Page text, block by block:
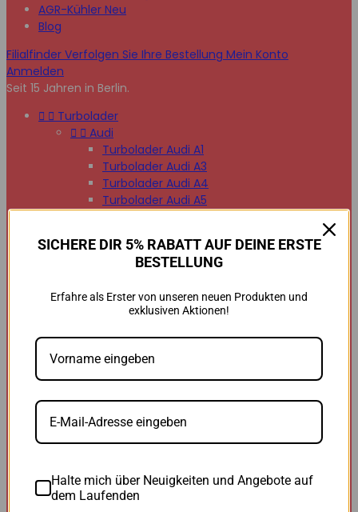
AGR-Kühler Neu
Blog
Filialfinder Verfolgen Sie Ihre Bestellung Mein Konto
Anmelden
Seit 15 Jahren in Berlin.
  Turbolader
  Audi
Turbolader Audi A1
Turbolader Audi A3
Turbolader Audi A4
Turbolader Audi A5
Turbolader Audi A8
Turbolader Audi Q2
Turbolader Audi Q5
Turbolader Audi Q7
Turbolader Audi TT
BMW
BMW B47
BMW M47
BMW M57
BMW N47
BMW 118d
BMW 120d
SICHERE DIR 5% RABATT AUF DEINE ERSTE
BESTELLUNG
Erfahre als Erster von unseren neuen Produkten und
exklusiven Aktionen!
Halte mich über Neuigkeiten und Angebote auf
dem Laufenden